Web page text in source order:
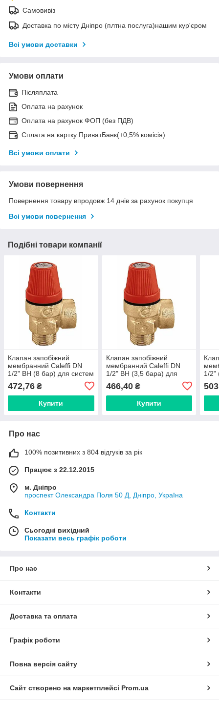
Самовивіз
Доставка по місту Дніпро (плтна послуга)нашим кур'єром
Всі умови доставки
Умови оплати
Післяплата
Оплата на рахунок
Оплата на рахунок ФОП (без ПДВ)
Сплата на картку ПриватБанк(+0,5% комісія)
Всі умови оплати
Умови повернення
Повернення товару впродовж 14 днів за рахунок покупця
Всі умови повернення
Подібні товари компанії
Клапан запобіжний
мембранний Caleffi DN
1/2" ВН (8 бар) для систем
опалення (Італія) 312480
472,76 ₴
Купити
Клапан запобіжний
мембранний Caleffi DN
1/2" ВН (3,5 бара) для
систем опалення (Італія)
312435
466,40₴
Купити
1/2"
Про нас
100% позитивних з 804 відгуків за рік
Працює з 22.12.2015
м. Дніпро
проспект Олександра Поля 50 Д, Дніпро, Україна
Контакти
Сьогодні вихідний
Показати весь графік роботи
Про нас
Контакти
Доставка та оплата
Графік роботи
Повна версія сайту
Сайт створено на маркетплейсі Prom.ua